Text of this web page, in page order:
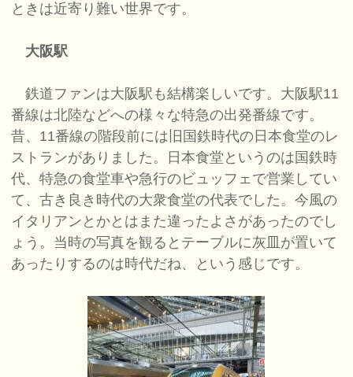
ときは近寄り難い世界です。
大阪駅
鉄道ファンは大阪駅も結構楽しいです。大阪駅11
番線は北陸などへの様々な特急の出発番線です。
昔、11番線の階段前には旧国鉄時代の日本食堂のレ
ストランがありました。日本食堂というのは国鉄時
代、特急の食堂車や急行のビュッフェで営業してい
て、古き良き時代の大衆食堂の代表でした。今風の
イタリアンとかとはまた違ったよさがあったのでし
ょう。当時の写真を観るとテーブルに灰皿が置いて
あったりするのは時代だね、という感じです。